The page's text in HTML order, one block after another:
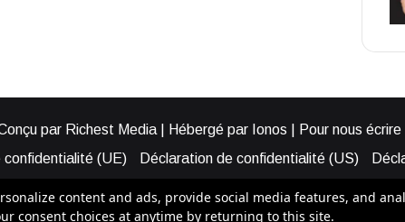
par Richest Media | Hébergé par Ionos | Pour nous
confidentialité (UE) Déclaration de confidentialité (US)
Bénéficier d’une assistance
content and ads, provide social media features, and
consent choices at anytime by returning to this site.